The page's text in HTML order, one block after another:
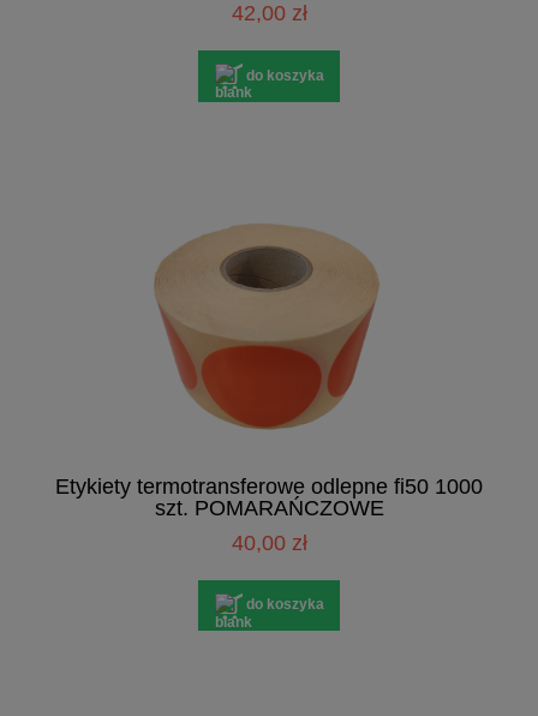
42,00 zł
do koszyka
Etykiety termotransferowe odlepne fi50 1000
szt. POMARAŃCZOWE
40,00 zł
do koszyka